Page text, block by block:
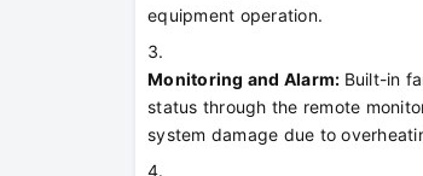
equipment operation.
Monitoring and Alarm: Built-in
status through the remote
system damage due to